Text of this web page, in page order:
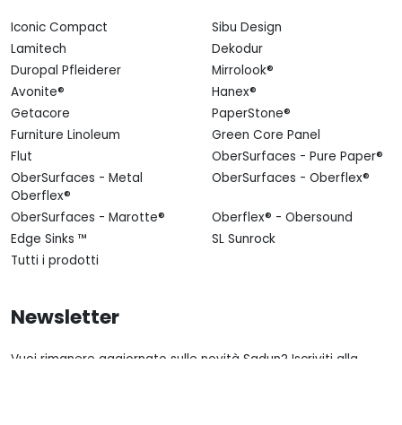
Iconic Compact
Sibu Design
Lamitech
Dekodur
Duropal Pfleiderer
Mirrolook®
Avonite®
Hanex®
Getacore
PaperStone®
Furniture Linoleum
Green Core Panel
Flut
OberSurfaces - Pure Paper®
OberSurfaces - Metal
Oberflex®
OberSurfaces - Oberflex®
OberSurfaces - Marotte®
Oberflex® - Obersound
Edge Sinks ™
SL Sunrock
Tutti i prodotti
Newsletter
Vuoi rimanere aggiornato sulle novità Sadun? Iscriviti alla